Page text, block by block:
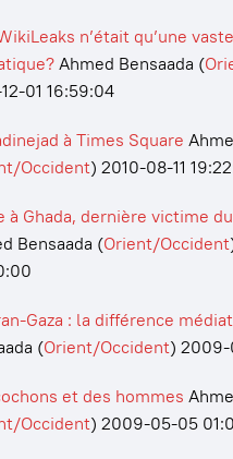
n’était qu’une
Ahmed Bensaada (
01 16:59:04
à Times Square
Occident) 2010-08-11
à Ghada, dernière victime
Bensaada (Orient/Occident
Gaza : la différence
(Orient/Occident) 2009-
et des hommes
Occident) 2009-05-05